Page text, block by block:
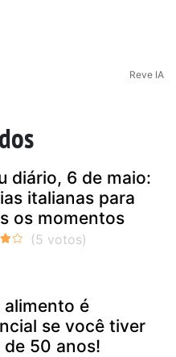
Reve IA
diário, 6 de maio:
italianas para
os momentos
alimento é
se você tiver
de 50 anos!